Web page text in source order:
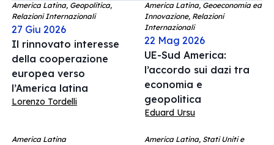
America Latina, Geopolitica,
Relazioni Internazionali
27 Giu 2026
Il rinnovato interesse
della cooperazione
europea verso
l’America latina
Lorenzo Tordelli
America Latina, Geoeconomia ed
Innovazione, Relazioni
Internazionali
22 Mag 2026
UE-Sud America:
l’accordo sui dazi tra
economia e
geopolitica
Eduard Ursu
America Latina
America Latina, Stati Uniti e